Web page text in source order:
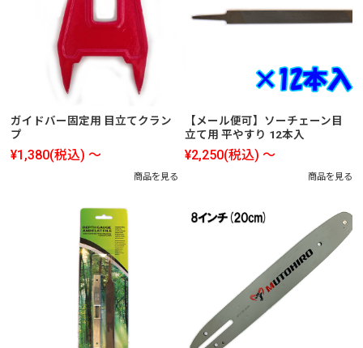
ガイドバー固定用 目立てクラン
プ
¥1,380(税込) ～
商品を見る
【メール便可】ソーチェーン目
立て用 平やすり 12本入
¥2,250(税込) ～
商品を見る